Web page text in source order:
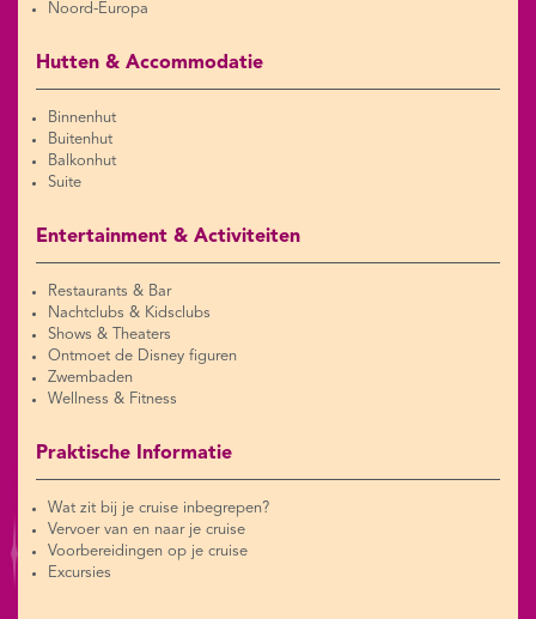
Noord-Europa
Hutten & Accommodatie
Binnenhut
Buitenhut
Balkonhut
Suite
Entertainment & Activiteiten
Restaurants & Bar
Nachtclubs & Kidsclubs
Shows & Theaters
Ontmoet de Disney figuren
Zwembaden
Wellness & Fitness
Praktische Informatie
Wat zit bij je cruise inbegrepen?
Vervoer van en naar je cruise
Voorbereidingen op je cruise
Excursies